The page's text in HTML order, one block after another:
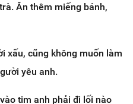
Ăn thêm miếng bánh,
xấu, cũng không muốn làm
yêu anh.
tim anh phải đi lối nào